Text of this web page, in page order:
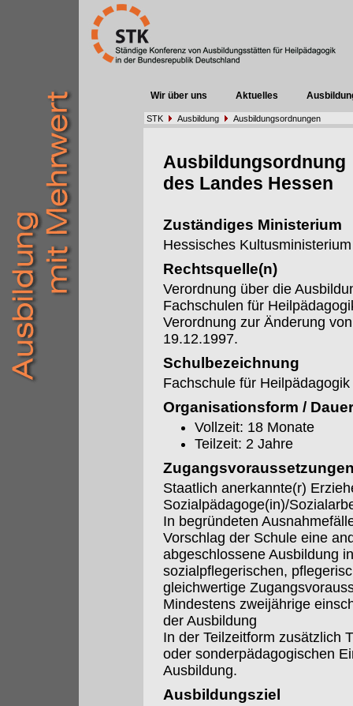
Wir über uns Aktuelles
STK Ausbildung Ausbildungsordnungen
Ausbildungsordnung
des Landes Hessen
Zuständiges Ministerium
Hessisches Kultusministerium
Rechtsquelle(n)
Verordnung über die
Fachschulen für
Verordnung zur Änderung
19.12.1997.
Schulbezeichnung
Fachschule für Heilpädagogik
Organisationsform / Dauer
Vollzeit: 18 Monate
Teilzeit: 2 Jahre
Staatlich anerkannte(r)
Sozialpädagoge(in)/
In begründeten
Vorschlag der Schule eine
abgeschlossene Ausbildung
sozialpflegerischen,
gleichwertige
Mindestens zweijährige
der Ausbildung
In der Teilzeitform zusätzlich
oder sonderpädagogischen
Ausbildung.
Ausbildungsziel